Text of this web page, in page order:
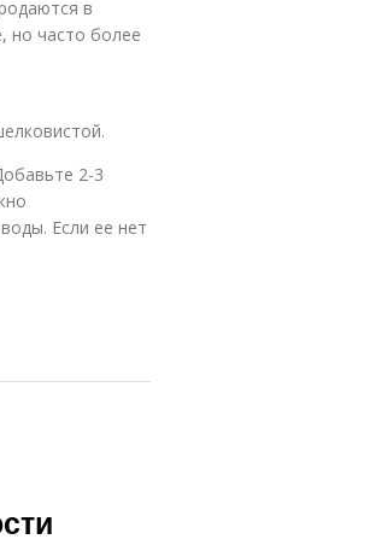
в
но часто более
2-3
Если ее нет